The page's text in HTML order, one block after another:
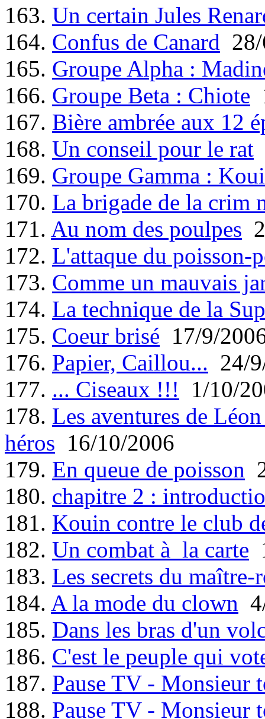
163. Un certain Jules
164. Confus de Canard
165. Groupe Alpha :
166. Groupe Beta : Chiote
167. Bière ambrée aux 12
168. Un conseil pour le rat
169. Groupe Gamma :
170. La brigade de la crim
171. Au nom des poulpes
172. L'attaque du poisson-
173. Comme un mauvais
174. La technique de la
175. Coeur brisé 17/9/
176. Papier, Caillou... 24/
177. ... Ciseaux !!! 1/10/
178. Les aventures de
héros 16/10/2006
179. En queue de poisson
180. chapitre 2 :
181. Kouin contre le club
182. Un combat à la carte
183. Les secrets du maître-
184. A la mode du clown
185. Dans les bras d'un
186. C'est le peuple qui
187. Pause TV - Monsieur
188. Pause TV - Monsieur